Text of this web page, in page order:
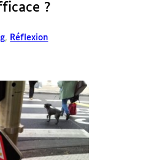
?
, Réflexion